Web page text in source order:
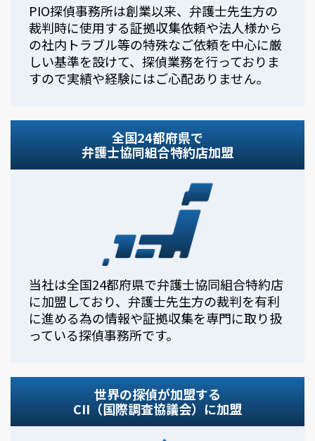
PIO探偵事務所は創業以来、弁護士先生方の
裁判時に使用する証拠収集依頼や法人様から
の社内トラブル等の特殊なご依頼を中心に厳
しい基準を設けて、探偵業務を行っておりま
すので実績や経験にはご心配ありません。
全国24都府県で
弁護士協同組合特約店加盟
当社は全国24都府県で弁護士協同組合特約店
に加盟しており、弁護士先生方の裁判を有利
に進める為の情報や証拠収集を専門に取り扱
っている探偵事務所です。
世界の探偵が加盟する
CII（国際調査協議会）に加盟